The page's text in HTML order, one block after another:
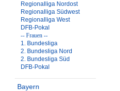
Regionalliga Nordost
Regionalliga Südwest
Regionalliga West
DFB-Pokal
-- Frauen --
1. Bundesliga
2. Bundesliga Nord
2. Bundesliga Süd
DFB-Pokal
Bayern